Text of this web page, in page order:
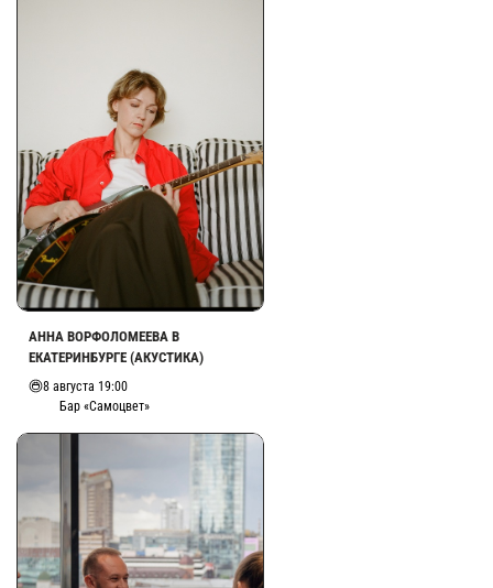
АННА ВОРФОЛОМЕЕВА В
ЕКАТЕРИНБУРГЕ (АКУСТИКА)
8 августа 19:00
Бар «Самоцвет»